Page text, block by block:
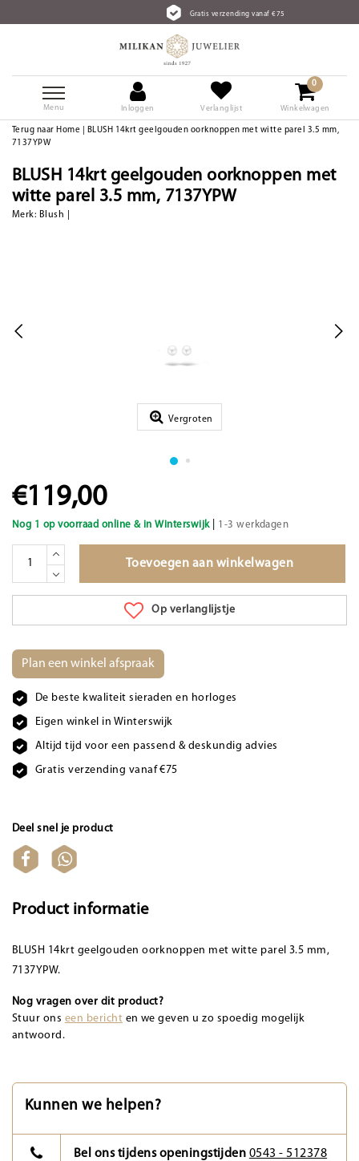
Gratis verzending vanaf €75
Menu Inloggen Verlanglijst
0
Winkelwagen
Terug naar Home
BLUSH 14krt geelgouden oorknoppen met witte parel 3.5 mm,
7137YPW
BLUSH 14krt geelgouden oorknoppen met
witte parel 3.5 mm, 7137YPW
Merk: Blush
Vergroten
€119,00
Nog 1 op voorraad online & in Winterswijk| 1-3 werkdagen
Toevoegen aan winkelwagen
Op verlanglijstje
Plan een winkel afspraak
De beste kwaliteit sieraden en horloges
Eigen winkel in Winterswijk
Altijd tijd voor een passend & deskundig advies
Gratis verzending vanaf €75
Deel snel je product
Product informatie
BLUSH 14krt geelgouden oorknoppen met witte parel 3.5 mm,
7137YPW.
Nog vragen over dit product?
Stuur ons een bericht en we geven u zo spoedig mogelijk
antwoord.
Kunnen we helpen?
Bel ons tijdens openingstijden 0543 - 512378